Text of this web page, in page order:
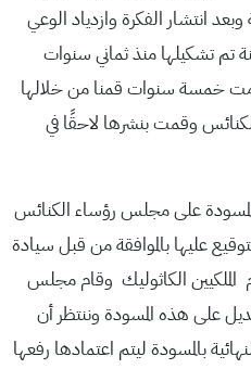
انتشار الفكرة وازدياد الوعي
تم تشكيلها منذ ثماني سنوات
خمسة سنوات قمنا من خلالها
وقمت بنشرها لاحقًا في
على مجلس رؤساء الكنائس
عليها بالموافقة من قبل سيادة
الملكيين الكاثوليك وقام مجلس
على هذه المسودة وننتظر أن
بالمسودة ليتم اعتمادها رفعها